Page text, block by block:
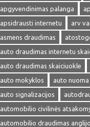
apgyvendinimas palanga
apsidrausti internetu
arv
asmens draudimas
auto draudimas internetu
auto draudimas skaiciuokle
auto mokyklos
auto nuoma
auto signalizacijos
automobilio civilinės
automobilio draudimas